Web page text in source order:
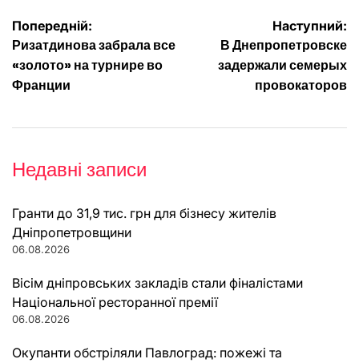
Навігація
записів
Попередній:
Ризатдинова забрала все
«золото» на турнире во
Франции
Наступний:
В Днепропетровске
задержали семерых
провокаторов
Недавні записи
Гранти до 31,9 тис. грн для бізнесу жителів
Дніпропетровщини
06.08.2026
Вісім дніпровських закладів стали фіналістами
Національної ресторанної премії
06.08.2026
Окупанти обстріляли Павлоград: пожежі та